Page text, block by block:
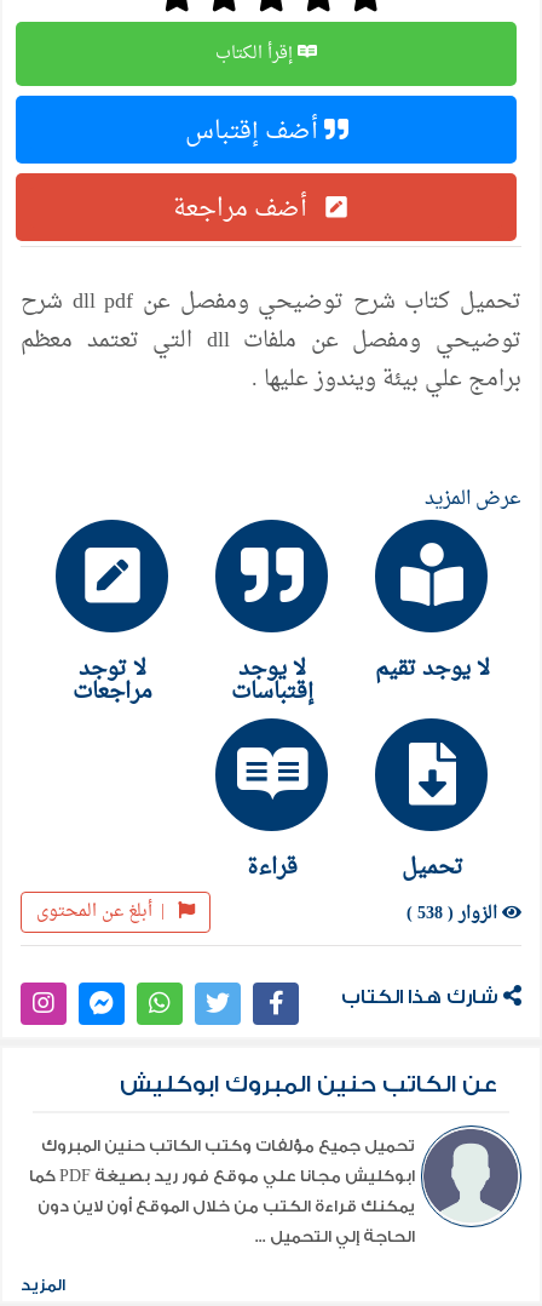
إقرأ الكتاب
أضف إقتباس
أضف مراجعة
تحميل كتاب شرح توضيحي ومفصل عن dll pdf شرح
توضيحي ومفصل عن ملفات dll التي تعتمد معظم
برامج علي بيئة ويندوز عليها .
عرض المزيد
لا يوجد تقيم لا يوجد
إقتباسات
لا توجد
مراجعات
تحميل قراءة
| أبلغ عن المحتوى الزوار ( 538 )
شارك هذا الكتاب
عن الكاتب حنين المبروك ابوكليش
تحميل جميع مؤلفات وكتب الكاتب حنين المبروك
ابوكليش مجانا علي موقع فور ريد بصيغة PDF كما
يمكنك قراءة الكتب من خلال الموقع أون لاين دون
الحاجة إلي التحميل ...
المزيد